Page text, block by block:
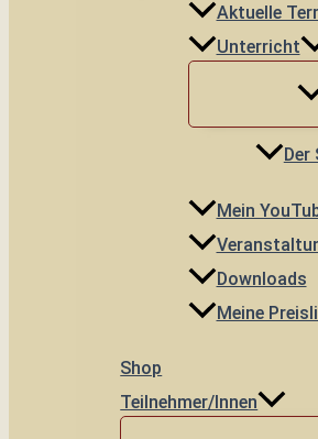
Aktuelle
Unterricht
Mein
Downloads
Meine
Shop
Teilnehmer/innen